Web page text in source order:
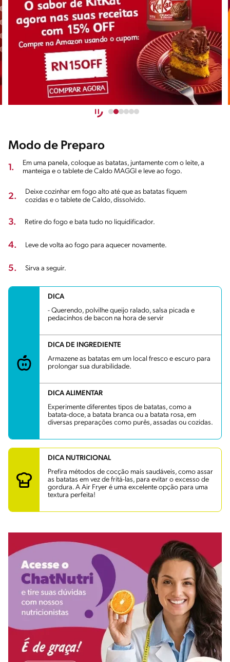
Modo de Preparo
1.
Em uma panela, coloque as batatas, juntamente com o leite, a
manteiga e o tablete de Caldo MAGGI e leve ao fogo.
2.
Deixe cozinhar em fogo alto até que as batatas fiquem
cozidas e o tablete de Caldo, dissolvido.
3. Retire do fogo e bata tudo no liquidificador.
4. Leve de volta ao fogo para aquecer novamente.
5. Sirva a seguir.
DICA
- Querendo, polvilhe queijo ralado, salsa picada e
pedacinhos de bacon na hora de servir
DICA DE INGREDIENTE
Armazene as batatas em um local fresco e escuro para
prolongar sua durabilidade.
DICA ALIMENTAR
Experimente diferentes tipos de batatas, como a
batata-doce, a batata branca ou a batata rosa, em
diversas preparações como purês, assadas ou cozidas.
DICA NUTRICIONAL
Prefira métodos de cocção mais saudáveis, como assar
as batatas em vez de fritá-las, para evitar o excesso de
gordura. A Air Fryer é uma excelente opção para uma
textura perfeita!